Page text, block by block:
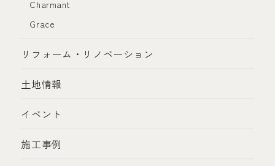
Charmant
Grace
リフォーム・リノベーション
土地情報
イベント
施工事例